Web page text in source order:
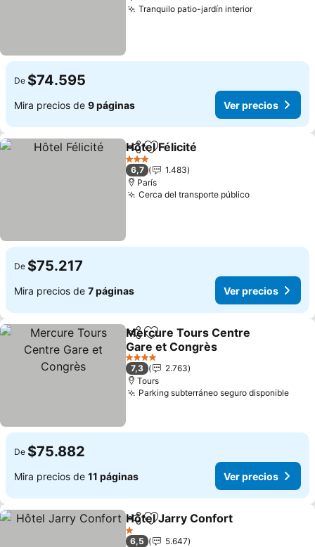
Tranquilo patio-jardín interiorVer precios
De $74.595
Mira precios de 9 páginas Ver precios
CompartirAgregar a favoritos
Hôtel Félicité
3 Estrellas
6,7
1.483
París
Cerca del transporte públicoVer precios
De $75.217
Mira precios de 7 páginas Ver precios
CompartirAgregar a favoritos
Mercure Tours Centre
Gare et Congrès
Ver precios
4 Estrellas
7,3
2.763
Tours
Parking subterráneo seguro disponibleVer
De $75.882
Mira precios de 11 páginas Ver precios
CompartirAgregar a favoritos
Hôtel Jarry Confort
1 Estrellas
6,5
5.647